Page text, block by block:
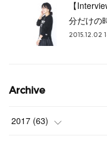
【
分だけの
2015.12.02
Archive
2017 (63)